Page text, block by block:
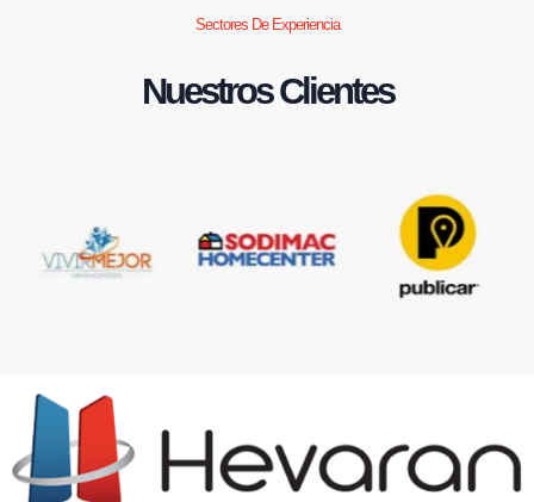
Sectores De Experiencia
Nuestros Clientes